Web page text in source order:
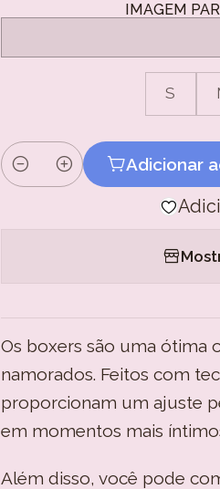
IMAGEM
S
Quantidade
Adicionar
Os boxers são uma ótima
namorados. Feitos com
proporcionam um ajuste
em momentos mais
Além disso, você pode